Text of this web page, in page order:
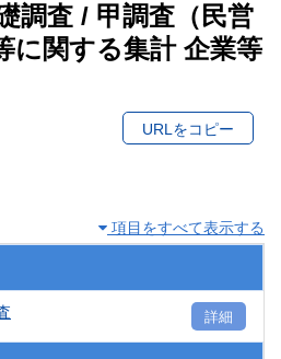
調査 / 甲調査（民営
に関する集計 企業等
URLをコピー
項目をすべて表示する
詳細